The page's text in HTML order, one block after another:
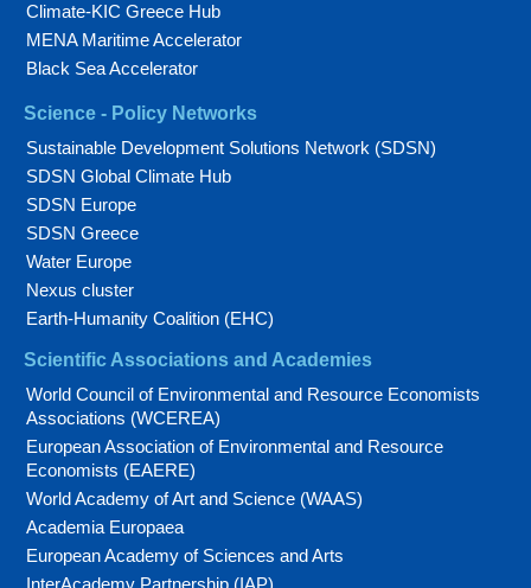
Climate-KIC Greece Hub
MENA Maritime Accelerator
Black Sea Accelerator
Science - Policy Networks
Sustainable Development Solutions Network (SDSN)
SDSN Global Climate Hub
SDSN Europe
SDSN Greece
Water Europe
Nexus cluster
Earth-Humanity Coalition (EHC)
Scientific Associations and Academies
World Council of Environmental and Resource Economists
Associations (WCEREA)
European Association of Environmental and Resource
Economists (EAERE)
World Academy of Art and Science (WAAS)
Academia Europaea
European Academy of Sciences and Arts